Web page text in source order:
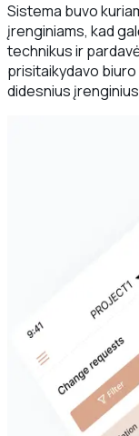
Sistema buvo
įrenginiams, kad
technikus ir
prisitaikydavo
didesnius